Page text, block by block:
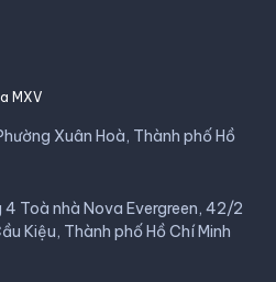
MXV
Xuân Hoà, Thành phố Hồ
Toà nhà Nova Evergreen, 42/2
Kiệu, Thành phố Hồ Chí Minh